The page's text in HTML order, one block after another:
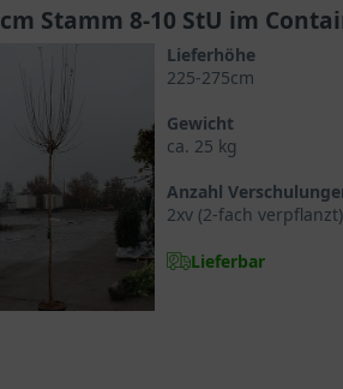
Seifenbaumgewächse
aus und erreicht
die nahezu kugelrund erscheint
größten Verbreitungsgebiet, welches
Stamm 8-10 StU im
Lieferhöhe
225-275cm
Gewicht
ca. 25 kg
Anzahl
2xv (2-fach verpflanzt)
Lieferbar